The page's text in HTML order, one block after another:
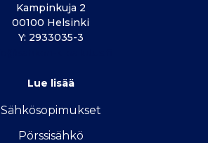
Kampinkuja 2
00100 Helsinki
Y: 2933035-3
Lue lisää
Sähkösopimukset
Pörssisähkö